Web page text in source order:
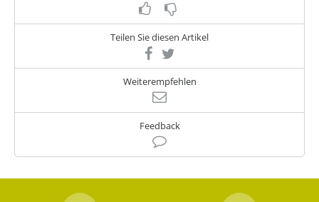
Teilen Sie diesen Artikel
Weiterempfehlen
Feedback